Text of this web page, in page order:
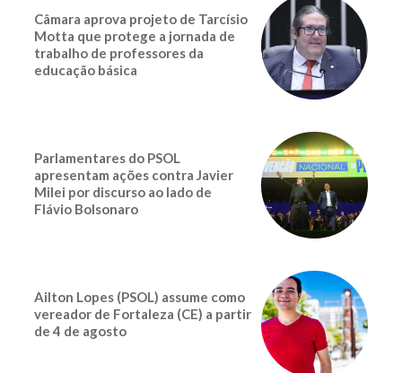
Câmara aprova projeto de Tarcísio
Motta que protege a jornada de
trabalho de professores da
educação básica
Parlamentares do PSOL
apresentam ações contra Javier
Milei por discurso ao lado de
Flávio Bolsonaro
Ailton Lopes (PSOL) assume como
vereador de Fortaleza (CE) a partir
de 4 de agosto